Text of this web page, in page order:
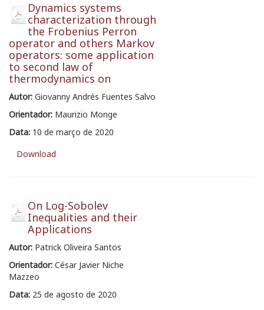
Dynamics systems
characterization through
the Frobenius Perron
operator and others Markov
operators: some application
to second law of
thermodynamics on
Autor: Giovanny Andrés Fuentes Salvo
Orientador: Maurizio Monge
Data: 10 de março de 2020
Download
On Log-Sobolev
Inequalities and their
Applications
Autor: Patrick Oliveira Santos
Orientador: César Javier Niche
Mazzeo
Data: 25 de agosto de 2020